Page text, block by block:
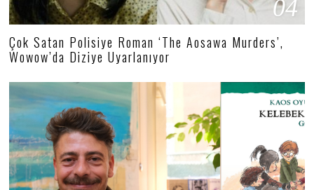
04
Çok Satan Polisiye Roman ‘The Aosawa Murders’,
Wowow’da Diziye Uyarlanıyor